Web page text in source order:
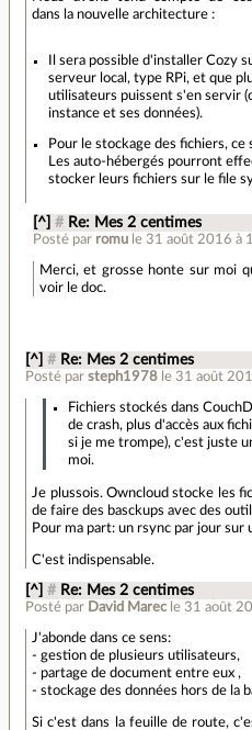
dans la nouvelle architecture :
Il sera possible d'installer Cozy
serveur local, type RPi, et que
utilisateurs puissent s'en servir
instance et ses données).
Pour le stockage des fichiers, ce
Les auto-hébergés pourront
stocker leurs fichiers sur le file
[^] # Re: Mes 2 centimes
Posté par romu le 31 août 2016 à
Merci, et grosse honte sur moi
voir le doc.
[^] # Re: Mes 2 centimes
Posté parsteph1978 le 31 août
Fichiers stockés dans
de crash, plus d'accès aux
si je me trompe), c'est juste
moi.
Je plussois. Owncloud stocke les
de faire des basckups avec des
Pour ma part: un rsync par jour sur
C'est indispensable.
[^] # Re: Mes 2 centimes
Posté par David Marec le 31 août
J'abonde dans ce sens:
- gestion de plusieurs utilisateurs,
- partage de document entre eux ,
- stockage des données hors de la
Si c'est dans la feuille de route,